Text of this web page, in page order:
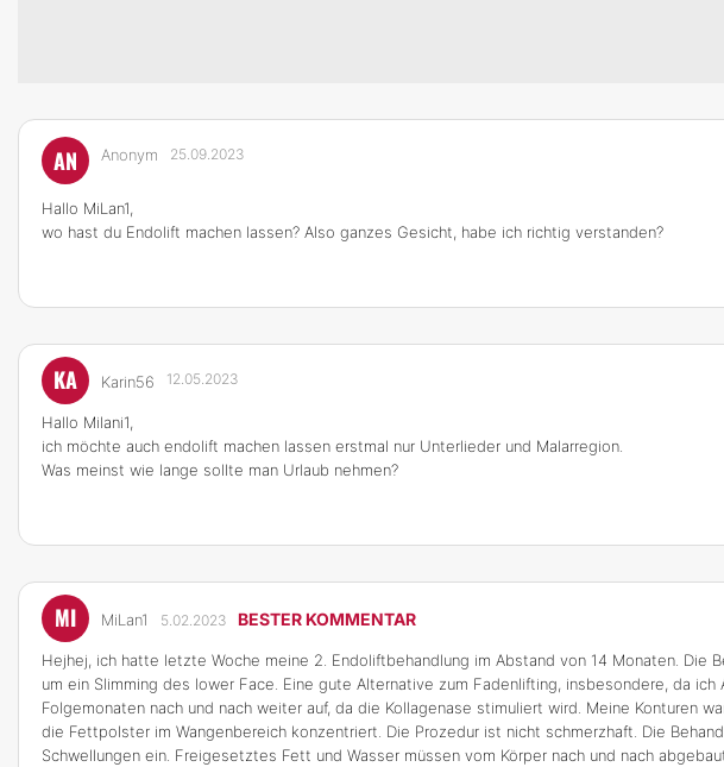
AN Anonym 25.09.2023
Hallo MiLan1,
wo hast du Endolift machen lassen? Also ganzes Gesicht, habe ich richtig verstanden?
KA Karin56 12.05.2023
Hallo Milani1,
ich möchte auch endolift machen lassen erstmal nur Unterlieder und Malarregion.
Was meinst wie lange sollte man Urlaub nehmen?
MI MiLan1 5.02.2023 BESTER KOMMENTAR
Hejhej, ich hatte letzte Woche meine 2. Endoliftbehandlung im Abstand von 14 Monaten. Die
um ein Slimming des lower Face. Eine gute Alternative zum Fadenlifting, insbesondere, da
Folgemonaten nach und nach weiter auf, da die Kollagenase stimuliert wird. Meine Konturen
die Fettpolster im Wangenbereich konzentriert. Die Prozedur ist nicht schmerzhaft. Die
Schwellungen ein. Freigesetztes Fett und Wasser müssen vom Körper nach und nach